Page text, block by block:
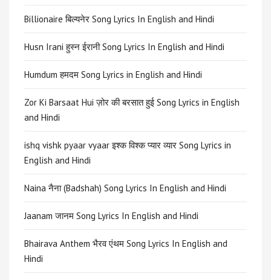
Billionaire बिल्यनेर Song Lyrics In English and Hindi
Husn Irani हुस्न ईरानी Song Lyrics In English and Hindi
Humdum हमदम Song Lyrics in English and Hindi
Zor Ki Barsaat Hui ज़ोर की बरसात हुई Song Lyrics in English
and Hindi
ishq vishk pyaar vyaar इश्क विश्क प्यार व्यार Song Lyrics in
English and Hindi
Naina नैना (Badshah) Song Lyrics In English and Hindi
Jaanam जानम Song Lyrics In English and Hindi
Bhairava Anthem भैरव एंथम Song Lyrics In English and
Hindi